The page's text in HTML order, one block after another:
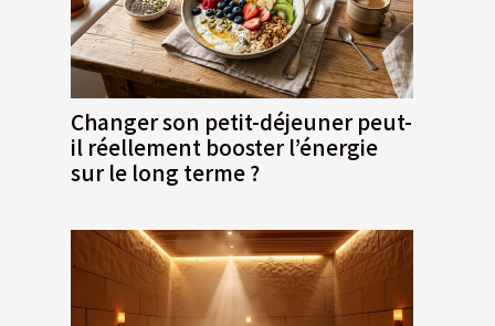
Changer son petit-déjeuner peut-
il réellement booster l’énergie
sur le long terme ?